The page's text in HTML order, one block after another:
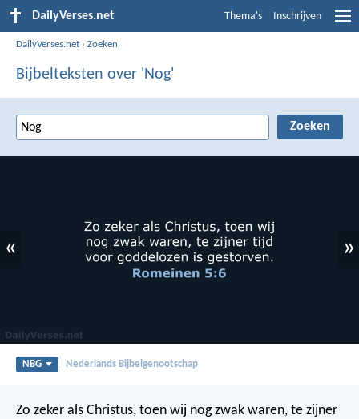
DailyVerses.net Thema's Inschrijven
DailyVerses.net ›Zoeken
Bijbelteksten over 'Nog'
« »
NBG Nederlands Bijbelgenootschap
Zo zeker als Christus, toen wij nog zwak waren, te zijner